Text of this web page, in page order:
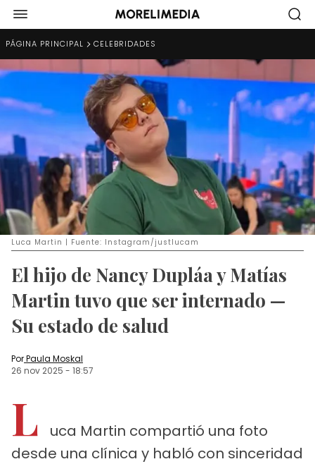
PÁGINA PRINCIPAL CELEBRIDADES
Luca Martin | Fuente: Instagram/justlucam
El hijo de Nancy Dupláa y Matías
Martin tuvo que ser internado —
Su estado de salud
PorPaula Moskal
26 nov 2025 - 18:57
L
uca Martin compartió una foto
desde una clínica y habló con sinceridad